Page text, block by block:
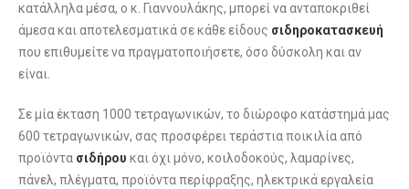
κατάλληλα μέσα, ο κ. Γιαννουλάκης, μπορεί να ανταποκριθεί
άμεσα και αποτελεσματικά σε κάθε είδους σιδηροκατασκευή
που επιθυμείτε να πραγματοποιήσετε, όσο δύσκολη και αν
είναι.
Σε μία έκταση 1000 τετραγωνικών, το διώροφο κατάστημά μας
600 τετραγωνικών, σας προσφέρει τεράστια ποικιλία από
προϊόντα σιδήρου και όχι μόνο, κοιλοδοκούς, λαμαρίνες,
πάνελ, πλέγματα, προϊόντα περίφραξης, ηλεκτρικά εργαλεία